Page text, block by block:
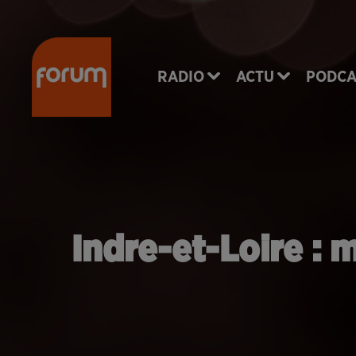
RADIO ACTU
Indre-et-Loire :